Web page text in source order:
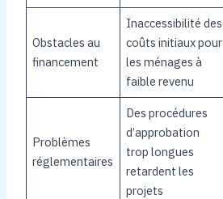
Obstacles au
financement
Inaccessibilité des
coûts initiaux pour
les ménages à
faible revenu
Problèmes
réglementaires
Des procédures
d’approbation
trop longues
retardent les
projets